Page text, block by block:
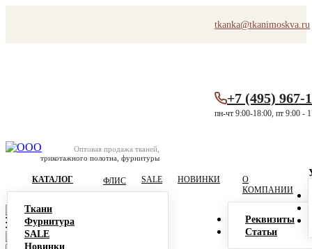
tkanka@tkanimoskva.ru
Оптовая продажа тканей,
трикотажного полотна, фурнитуры
+7 (495) 967-
пн-чт 9:00-18:00, пт 9:00 -
КАТАЛОГ
Ткани
Фурнитура
SALE
Новинки
ФЛИС SALE НОВИНКИ
О
КОМПАНИИ
Реквизиты
Статьи